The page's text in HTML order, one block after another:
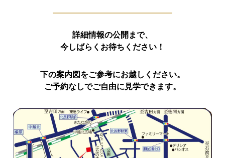
詳細情報の公開まで、
今しばらくお待ちください！
下の案内図をご参考にお越しください。
ご予約なしでご自由に見学できます。